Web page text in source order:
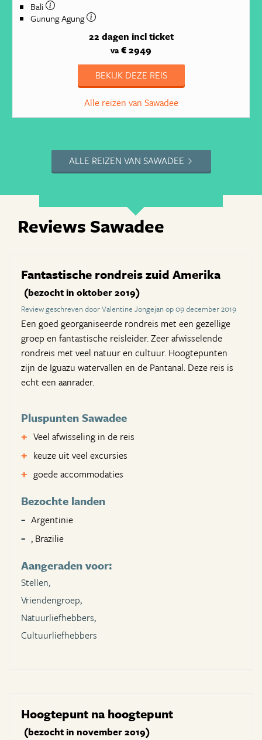
Bali
Gunung Agung
22 dagen incl ticket
va € 2949
BEKIJK DEZE REIS
Alle reizen van Sawadee
ALLE REIZEN VAN SAWADEE
Reviews Sawadee
Fantastische rondreis zuid Amerika
(bezocht in oktober 2019)
Review geschreven door Valentine Jongejan op 09 december 2019
Een goed georganiseerde rondreis met een gezellige
groep en fantastische reisleider. Zeer afwisselende
rondreis met veel natuur en cultuur. Hoogtepunten
zijn de Iguazu watervallen en de Pantanal. Deze reis is
echt een aanrader.
Pluspunten Sawadee
Veel afwisseling in de reis
keuze uit veel excursies
goede accommodaties
Bezochte landen
Argentinie
, Brazilie
Aangeraden voor:
Stellen,
Vriendengroep,
Natuurliefhebbers,
Cultuurliefhebbers
Hoogtepunt na hoogtepunt
(bezocht in november 2019)